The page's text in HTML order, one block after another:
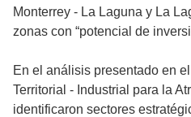
Monterrey - La Laguna y La
zonas con “potencial de
En el análisis presentado en
Territorial - Industrial para la
identificaron sectores